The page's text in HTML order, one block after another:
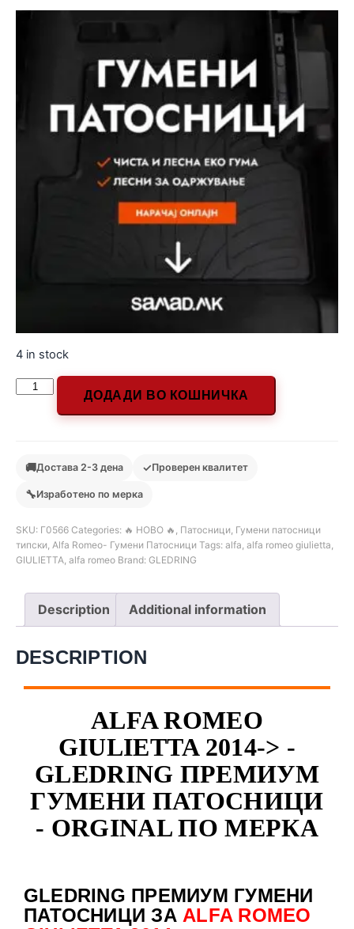
4 in stock
ДОДАДИ ВО КОШНИЧКА
🚚Достава 2-3 дена ✓Проверен квалитет
🔧Изработено по мерка
SKU: Г0566 Categories: 🔥 НОВО 🔥 Патосници Гумени патосници
типски Alfa Romeo- Гумени Патосници Tags: alfa alfa romeo giulietta
GIULIETTA alfa romeo Brand: GLEDRING
Description Additional information
DESCRIPTION
ALFA ROMEO
GIULIETTA 2014-> -
GLEDRING ПРЕМИУМ
ГУМЕНИ ПАТОСНИЦИ
- ORGINAL ПО МЕРКА
GLEDRING ПРЕМИУМ ГУМЕНИ
ПАТОСНИЦИ ЗА ALFA ROMEO